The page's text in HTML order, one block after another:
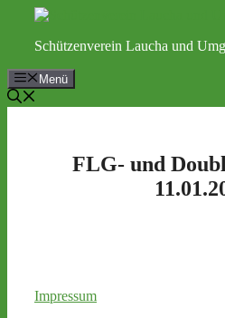
springenSchützenverein Laucha und
Menü
FLG- und
Impressum